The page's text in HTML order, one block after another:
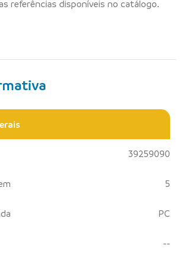
referências disponíveis no catálogo.
39259090
5
PC
--